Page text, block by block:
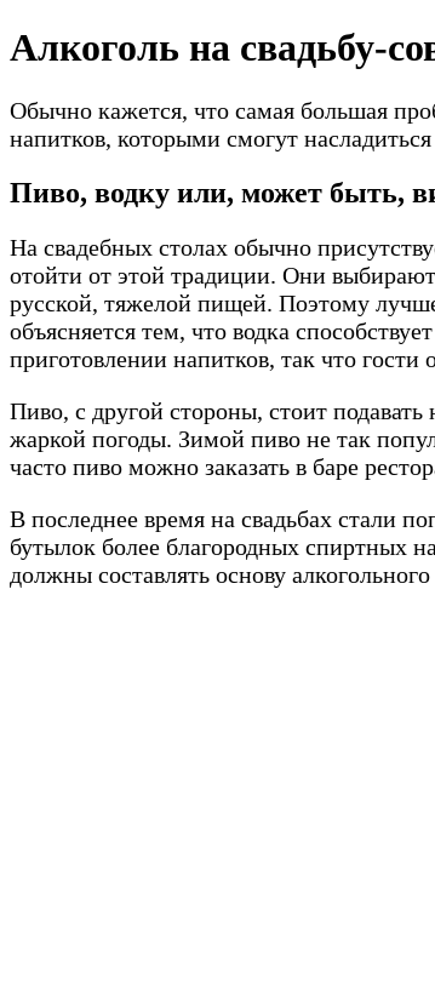
Перейти
к
Алкоголь на свадьбу-
Обычно кажется, что самая большая
напитков, которыми смогут
Пиво, водку или, может быть,
На свадебных столах обычно
отойти от этой традиции. Они
русской, тяжелой пищей. Поэтому лучше
объясняется тем, что водка
приготовлении напитков, так что
Пиво, с другой стороны, стоит
жаркой погоды. Зимой пиво не так
часто пиво можно заказать в баре
В последнее время на свадьбах стали
бутылок более благородных спиртных
должны составлять основу